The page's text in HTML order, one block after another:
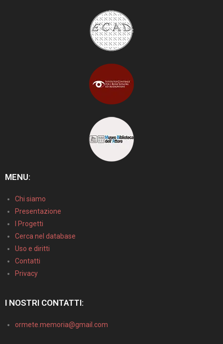
MENU:
Chi siamo
Presentazione
I Progetti
Cerca nel database
Uso e diritti
Contatti
Privacy
I NOSTRI CONTATTI:
ormete.memoria@gmail.com